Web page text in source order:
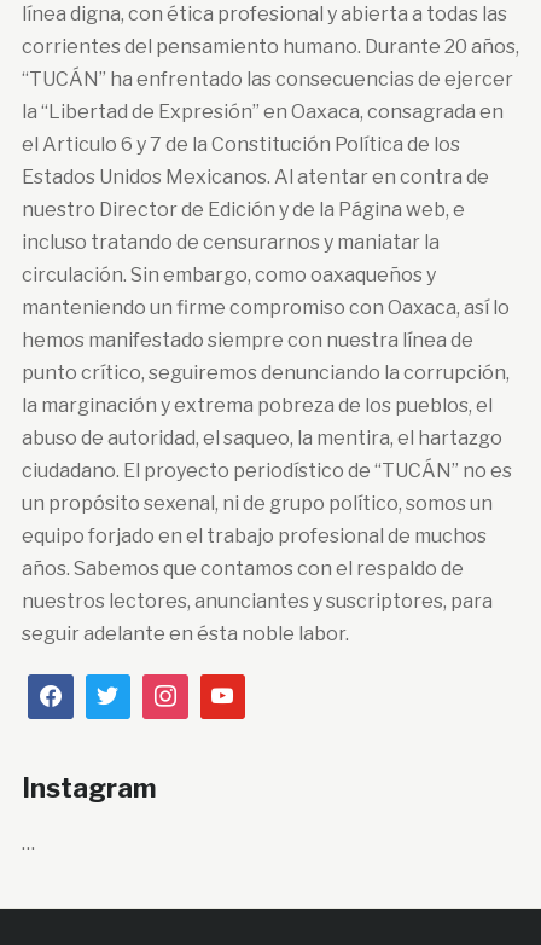
línea digna, con ética profesional y abierta a todas las
corrientes del pensamiento humano. Durante 20 años,
“TUCÁN” ha enfrentado las consecuencias de ejercer
la “Libertad de Expresión” en Oaxaca, consagrada en
el Articulo 6 y 7 de la Constitución Política de los
Estados Unidos Mexicanos. Al atentar en contra de
nuestro Director de Edición y de la Página web, e
incluso tratando de censurarnos y maniatar la
circulación. Sin embargo, como oaxaqueños y
manteniendo un firme compromiso con Oaxaca, así lo
hemos manifestado siempre con nuestra línea de
punto crítico, seguiremos denunciando la corrupción,
la marginación y extrema pobreza de los pueblos, el
abuso de autoridad, el saqueo, la mentira, el hartazgo
ciudadano. El proyecto periodístico de “TUCÁN” no es
un propósito sexenal, ni de grupo político, somos un
equipo forjado en el trabajo profesional de muchos
años. Sabemos que contamos con el respaldo de
nuestros lectores, anunciantes y suscriptores, para
seguir adelante en ésta noble labor.
Instagram
…